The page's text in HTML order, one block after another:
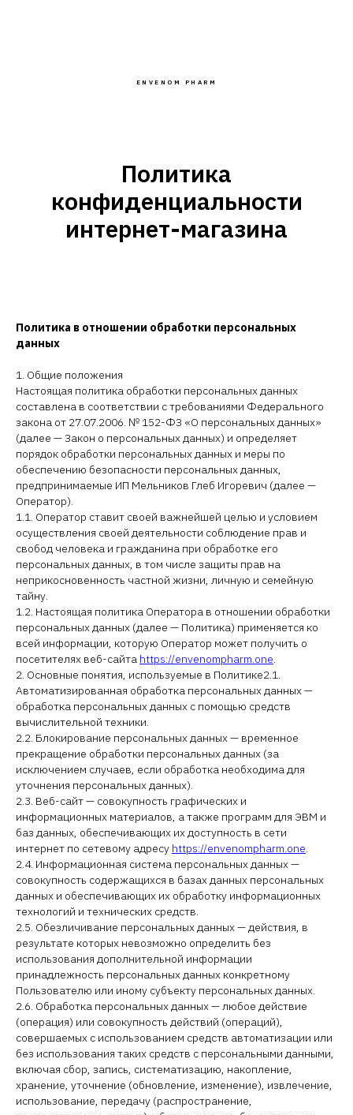
ENVENOM PHARM
Политика
конфиденциальности
интернет-магазина
Политика в отношении обработки персональных
данных
1. Общие положения
Настоящая политика обработки персональных данных
составлена в соответствии с требованиями Федерального
закона от 27.07.2006. № 152-ФЗ «О персональных данных»
(далее — Закон о персональных данных) и определяет
порядок обработки персональных данных и меры по
обеспечению безопасности персональных данных,
предпринимаемые ИП Мельников Глеб Игоревич (далее —
Оператор).
1.1. Оператор ставит своей важнейшей целью и условием
осуществления своей деятельности соблюдение прав и
свобод человека и гражданина при обработке его
персональных данных, в том числе защиты прав на
неприкосновенность частной жизни, личную и семейную
тайну.
1.2. Настоящая политика Оператора в отношении обработки
персональных данных (далее — Политика) применяется ко
всей информации, которую Оператор может получить о
посетителях веб-сайта https://envenompharm.one.
2. Основные понятия, используемые в Политике2.1.
Автоматизированная обработка персональных данных —
обработка персональных данных с помощью средств
вычислительной техники.
2.2. Блокирование персональных данных — временное
прекращение обработки персональных данных (за
исключением случаев, если обработка необходима для
уточнения персональных данных).
2.3. Веб-сайт — совокупность графических и
информационных материалов, а также программ для ЭВМ и
баз данных, обеспечивающих их доступность в сети
интернет по сетевому адресу https://envenompharm.one.
2.4. Информационная система персональных данных —
совокупность содержащихся в базах данных персональных
данных и обеспечивающих их обработку информационных
технологий и технических средств.
2.5. Обезличивание персональных данных — действия, в
результате которых невозможно определить без
использования дополнительной информации
принадлежность персональных данных конкретному
Пользователю или иному субъекту персональных данных.
2.6. Обработка персональных данных — любое действие
(операция) или совокупность действий (операций),
совершаемых с использованием средств автоматизации или
без использования таких средств с персональными данными,
включая сбор, запись, систематизацию, накопление,
хранение, уточнение (обновление, изменение), извлечение,
использование, передачу (распространение,